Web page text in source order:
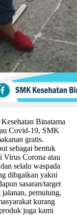
Binatama
Covid-19, SMK
gratis.
sebagai bentuk
Virus Corona atau
selalu waspada
dibgaikan yakni
sasaran/target
pemulung,
kurang
juga kami